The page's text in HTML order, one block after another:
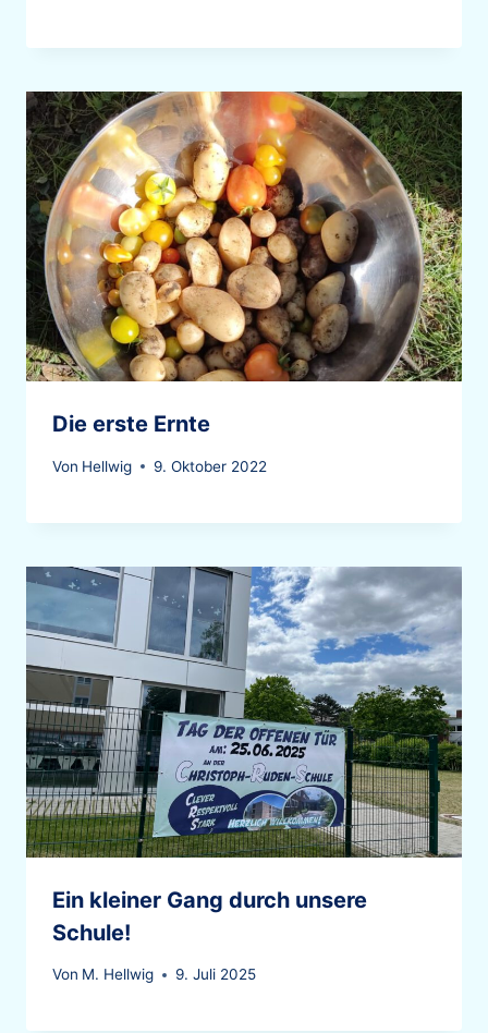
Die erste Ernte
Von Hellwig 9. Oktober 2022
Ein kleiner Gang durch unsere
Schule!
Von M. Hellwig 9. Juli 2025